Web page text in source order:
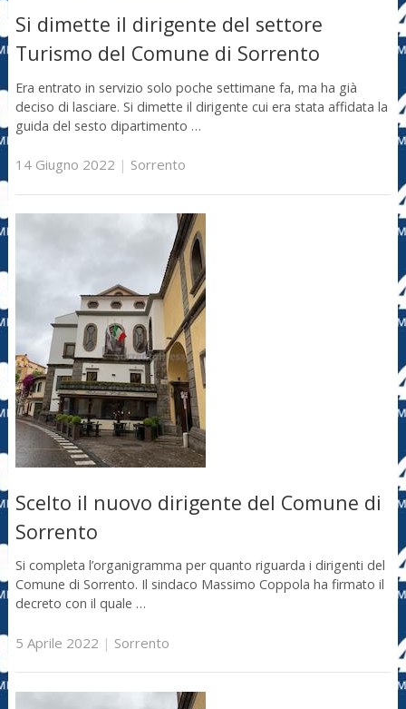
Si dimette il dirigente del settore
Turismo del Comune di Sorrento
Era entrato in servizio solo poche settimane fa, ma ha già
deciso di lasciare. Si dimette il dirigente cui era stata affidata la
guida del sesto dipartimento …
14 Giugno 2022 | Sorrento
Scelto il nuovo dirigente del Comune di
Sorrento
Si completa l’organigramma per quanto riguarda i dirigenti del
Comune di Sorrento. Il sindaco Massimo Coppola ha firmato il
decreto con il quale …
5 Aprile 2022 | Sorrento